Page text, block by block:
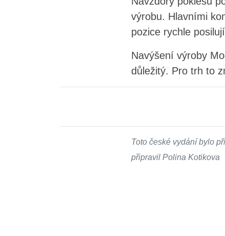
výrobu. Hlavními
pozice rychle
Navýšení výroby
důležitý. Pro trh to
Toto české vydání bylo
připravil Polina Kotikova